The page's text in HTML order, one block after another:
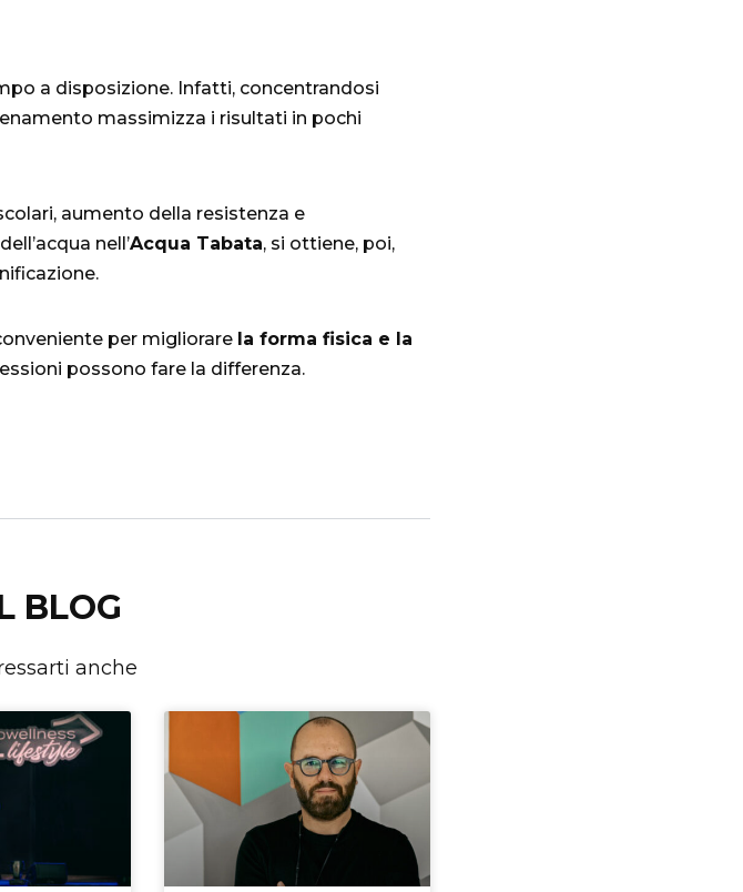
a disposizione. Infatti, concentrandosi
massimizza i risultati in pochi
aumento della resistenza e
nell’Acqua Tabata, si ottiene, poi,
per migliorare la forma fisica e la
possono fare la differenza.
BLOG
anche